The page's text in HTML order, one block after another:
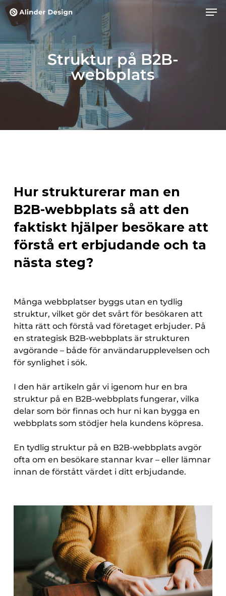
Skip
to
main
content
Struktur på B2B-
webbplats
Hur strukturerar man en
B2B-webbplats så att den
faktiskt hjälper besökare att
förstå ert erbjudande och ta
nästa steg?
Många webbplatser byggs utan en tydlig
struktur, vilket gör det svårt för besökaren att
hitta rätt och förstå vad företaget erbjuder. På
en strategisk B2B-webbplats är strukturen
avgörande – både för användarupplevelsen och
för synlighet i sök.
I den här artikeln går vi igenom hur en bra
struktur på en B2B-webbplats fungerar, vilka
delar som bör finnas och hur ni kan bygga en
webbplats som stödjer hela kundens köpresa.
En tydlig struktur på en B2B-webbplats avgör
ofta om en besökare stannar kvar – eller lämnar
innan de förstått värdet i ditt erbjudande.